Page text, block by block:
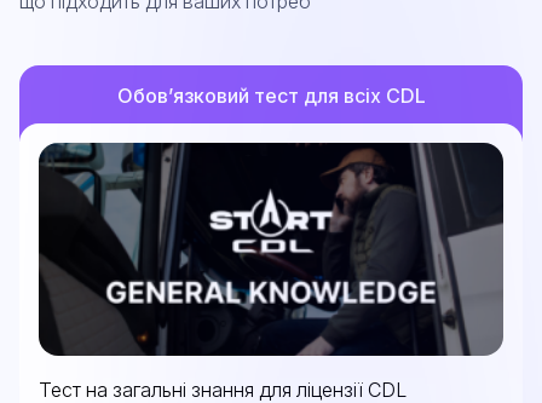
Обов’язковий тест для всіх CDL
Тест на загальні знання для ліцензії CDL